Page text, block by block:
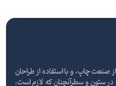
صنعت چاپ، و با استفاده از طراحان
ستون و سطرآنچنان که لازم است،